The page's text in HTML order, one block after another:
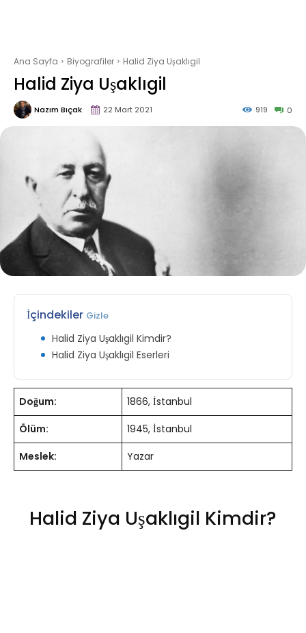
Ana Sayfa Biyografiler Halid Ziya Uşaklıgil
Halid Ziya Uşaklıgil
Nazım Bıçak 22 Mart 2021 0
919
İçindekiler Gizle
Halid Ziya Uşaklıgil Kimdir?
Halid Ziya Uşaklıgil Eserleri
Doğum:
1866, İstanbul
Ölüm:
1945, İstanbul
Meslek:
Yazar
Halid Ziya Uşaklıgil Kimdir?